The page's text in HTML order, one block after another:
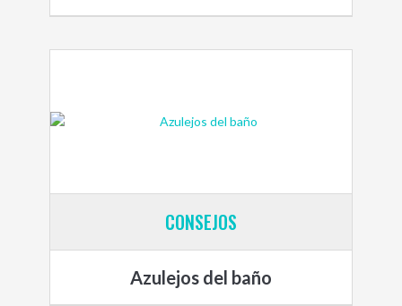
CONSEJOS
Azulejos del baño